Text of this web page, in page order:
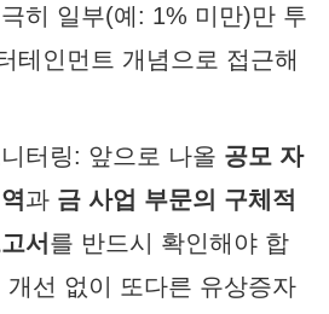
히 일부(예: 1% 미만)만 투
테인먼트 개념으로 접근해
터링: 앞으로 나올 공모 자
과 금 사업 부문의 구체적
서 를 반드시 확인해야 합
개선 없이 또다른 유상증자